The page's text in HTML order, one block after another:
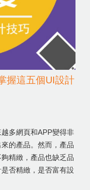
握這五個UI設計
多網頁和APP變得非
的產品。然而，產品
精緻，產品也缺乏品
否精緻，是否富有設